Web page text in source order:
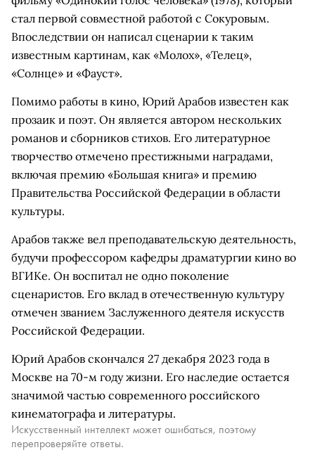
стал первой совместной работой с Сокуровым.
Впоследствии он написал сценарии к таким
известным картинам, как «Молох», «Телец»,
«Солнце» и «Фауст».
Помимо работы в кино, Юрий Арабов известен как
прозаик и поэт. Он является автором нескольких
романов и сборников стихов. Его литературное
творчество отмечено престижными наградами,
включая премию «Большая книга» и премию
Правительства Российской Федерации в области
культуры.
Арабов также вел преподавательскую деятельность,
будучи профессором кафедры драматургии кино во
ВГИКе. Он воспитал не одно поколение
сценаристов. Его вклад в отечественную культуру
отмечен званием Заслуженного деятеля искусств
Российской Федерации.
Юрий Арабов скончался 27 декабря 2023 года в
Москве на 70-м году жизни. Его наследие остается
значимой частью современного российского
кинематографа и литературы.
Искусственный интеллект может ошибаться, поэтому
перепроверяйте ответы.